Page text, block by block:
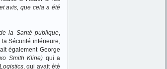
avis, que cela a été
la Santé publique,
Sécurité intérieure,
également George
Smith Kline) qui a
, qui avait été